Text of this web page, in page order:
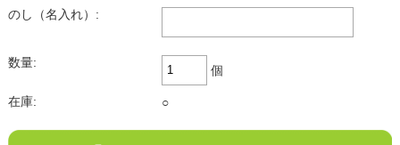
のし（名入れ）:
数量:
個
在庫: ○